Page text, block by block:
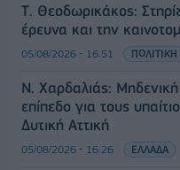
Τ. Θεοδωρικάκος:
έρευνα και την
05/08/2026 - 16:51 ΠΟΛΙΤΙΚΗ
Ν. Χαρδαλιάς:
επίπεδο για τους
Δυτική Αττική
05/08/2026 - 16:26 ΕΛΛΑΔΑ